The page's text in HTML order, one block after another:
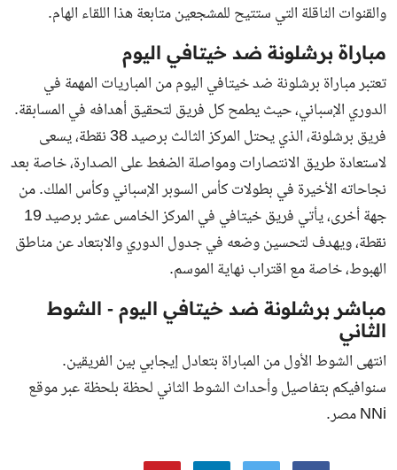
والقنوات الناقلة التي ستتيح للمشجعين متابعة هذا اللقاء الهام.
مباراة برشلونة ضد خيتافي اليوم
تعتبر مباراة برشلونة ضد خيتافي اليوم من المباريات المهمة في
الدوري الإسباني، حيث يطمح كل فريق لتحقيق أهدافه في المسابقة.
فريق برشلونة، الذي يحتل المركز الثالث برصيد 38 نقطة، يسعى
لاستعادة طريق الانتصارات ومواصلة الضغط على الصدارة، خاصة بعد
نجاحاته الأخيرة في بطولات كأس السوبر الإسباني وكأس الملك. من
جهة أخرى، يأتي فريق خيتافي في المركز الخامس عشر برصيد 19
نقطة، ويهدف لتحسين وضعه في جدول الدوري والابتعاد عن مناطق
الهبوط، خاصة مع اقتراب نهاية الموسم.
مباشر برشلونة ضد خيتافي اليوم - الشوط
الثاني
انتهى الشوط الأول من المباراة بتعادل إيجابي بين الفريقين.
سنوافيكم بتفاصيل وأحداث الشوط الثاني لحظة بلحظة عبر موقع
NNi مصر.